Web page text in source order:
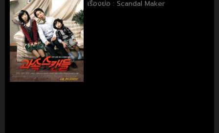
เรื่องย่อ : Scandal Maker